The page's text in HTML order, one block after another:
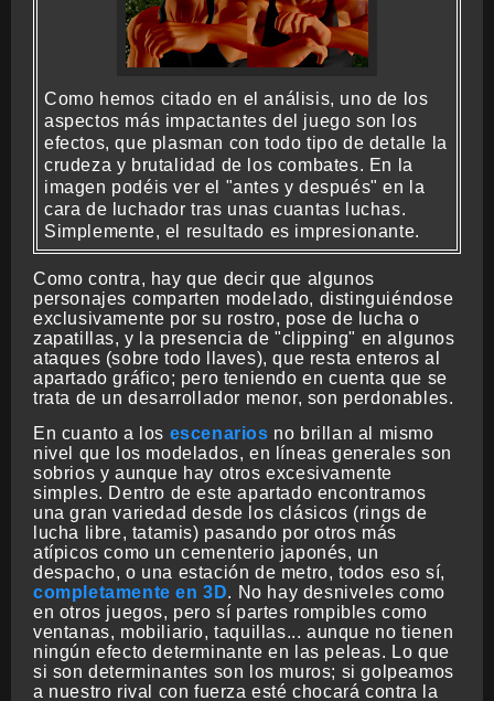
Como hemos citado en el análisis, uno de los
aspectos más impactantes del juego son los
efectos, que plasman con todo tipo de detalle la
crudeza y brutalidad de los combates. En la
imagen podéis ver el "antes y después" en la
cara de luchador tras unas cuantas luchas.
Simplemente, el resultado es impresionante.
Como contra, hay que decir que algunos
personajes comparten modelado, distinguiéndose
exclusivamente por su rostro, pose de lucha o
zapatillas, y la presencia de "clipping" en algunos
ataques (sobre todo llaves), que resta enteros al
apartado gráfico; pero teniendo en cuenta que se
trata de un desarrollador menor, son perdonables.
En cuanto a los escenarios no brillan al mismo
nivel que los modelados, en líneas generales son
sobrios y aunque hay otros excesivamente
simples. Dentro de este apartado encontramos
una gran variedad desde los clásicos (rings de
lucha libre, tatamis) pasando por otros más
atípicos como un cementerio japonés, un
despacho, o una estación de metro, todos eso sí,
completamente en 3D. No hay desniveles como
en otros juegos, pero sí partes rompibles como
ventanas, mobiliario, taquillas... aunque no tienen
ningún efecto determinante en las peleas. Lo que
si son determinantes son los muros; si golpeamos
a nuestro rival con fuerza esté chocará contra la